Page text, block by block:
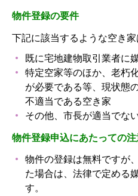
物件登録の要件
下記に該当するような空き家
既に宅地建物取引業者に
特定空家等のほか、老朽
が必要である等、現状態
不適当である空き家
その他、市長が適当でな
物件登録申込にあたっての
物件の登録は無料ですが
た場合は、法律で定める
す。